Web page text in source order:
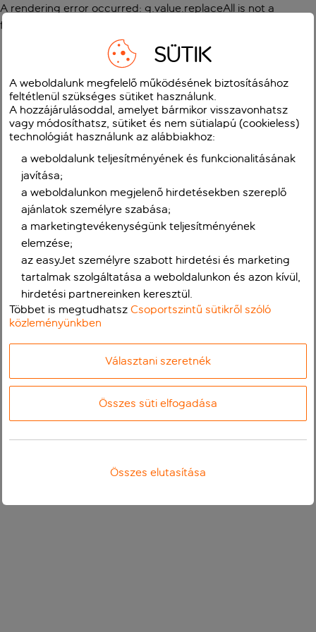
A rendering error occurred: g.value.replaceAll is not a
function
SÜTIK
A weboldalunk megfelelő működésének biztosításához
feltétlenül szükséges sütiket használunk.
A hozzájárulásoddal, amelyet bármikor visszavonhatsz
vagy módosíthatsz, sütiket és nem sütialapú (cookieless)
technológiát használunk az alábbiakhoz:
a weboldalunk teljesítményének és funkcionalitásának
javítása;
a weboldalunkon megjelenő hirdetésekben szereplő
ajánlatok személyre szabása;
a marketingtevékenységünk teljesítményének
elemzése;
az easyJet személyre szabott hirdetési és marketing
tartalmak szolgáltatása a weboldalunkon és azon kívül,
hirdetési partnereinken keresztül.
Többet is megtudhatszCsoportszintű sütikről szóló
közleményünkben
Választani szeretnék
Összes süti elfogadása
Összes elutasítása